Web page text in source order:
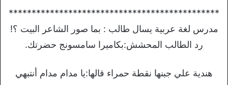
**********************************************
مدرس لغة عربية يسال طالب : بما صور الشاعر البيت ؟!
رد الطالب المحشش:بكاميرا سامسونج حضرتك.
هندية علي جبنها نقطة حمراء قالها:يا مدام مدام أنتبهي